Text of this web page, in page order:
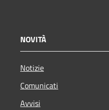
NOVITÀ
Notizie
Comunicati
Avvisi